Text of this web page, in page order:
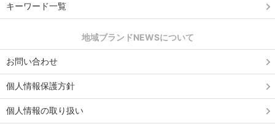
キーワード一覧
地域ブランドNEWSについて
お問い合わせ
個人情報保護方針
個人情報の取り扱い